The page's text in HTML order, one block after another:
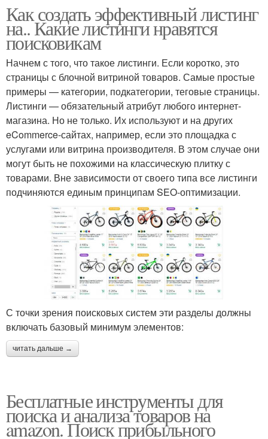
Как создать эффективный листинг
на.. Какие листинги нравятся
поисковикам
Начнем с того, что такое листинги. Если коротко, это
страницы с блочной витриной товаров. Самые простые
примеры — категории, подкатегории, теговые страницы.
Листинги — обязательный атрибут любого интернет-
магазина. Но не только. Их используют и на других
eCommerce-сайтах, например, если это площадка с
услугами или витрина производителя. В этом случае они
могут быть не похожими на классическую плитку с
товарами. Вне зависимости от своего типа все листинги
подчиняются единым принципам SEO-оптимизации.
С точки зрения поисковых систем эти разделы должны
включать базовый минимум элементов:
читать дальше →
Бесплатные инструменты для
поиска и анализа товаров на
amazon. Поиск прибыльного